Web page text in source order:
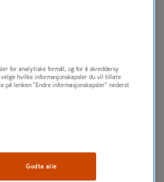
for analytiske formål, og for å skreddersy
hvilke informasjonskapsler du vil tillate
på lenken "Endre informasjonskapsler" nederst
Godta alle